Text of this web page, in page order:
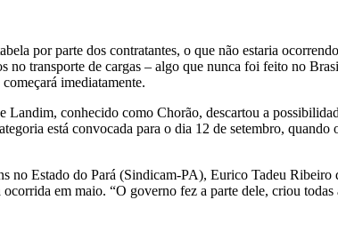
por parte dos contratantes, o que não estaria
transporte de cargas – algo que nunca foi feito no
imediatamente.
conhecido como Chorão, descartou a
está convocada para o dia 12 de setembro,
Estado do Pará (Sindicam-PA), Eurico Tadeu Ribeiro
em maio. “O governo fez a parte dele, criou